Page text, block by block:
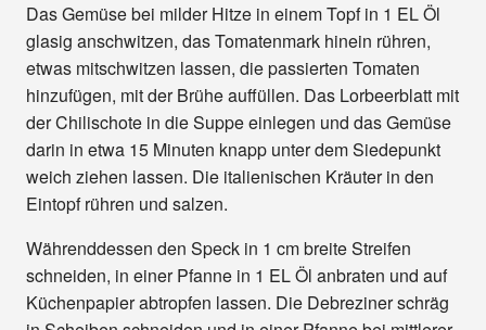
Das Gemüse bei milder Hitze in einem Topf in 1 EL Öl
glasig anschwitzen, das Tomatenmark hinein rühren,
etwas mitschwitzen lassen, die passierten Tomaten
hinzufügen, mit der Brühe auffüllen. Das Lorbeerblatt mit
der Chilischote in die Suppe einlegen und das Gemüse
darin in etwa 15 Minuten knapp unter dem Siedepunkt
weich ziehen lassen. Die italienischen Kräuter in den
Eintopf rühren und salzen.
Währenddessen den Speck in 1 cm breite Streifen
schneiden, in einer Pfanne in 1 EL Öl anbraten und auf
Küchenpapier abtropfen lassen. Die Debreziner schräg